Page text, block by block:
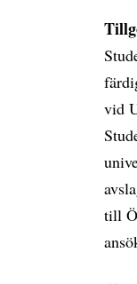
vid
till